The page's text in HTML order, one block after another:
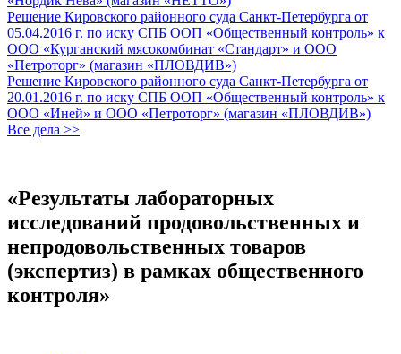
Решение Кировского районного суда Санкт-Петербурга от
05.04.2016 г. по иску СПБ ООП «Общественный контроль» к
ООО «Курганский мясокомбинат «Стандарт» и ООО
«Петроторг» (магазин «ПЛОВДИВ»)
Решение Кировского районного суда Санкт-Петербурга от
20.01.2016 г. по иску СПБ ООП «Общественный контроль» к
ООО «Иней» и ООО «Петроторг» (магазин «ПЛОВДИВ»)
Все дела >>
«Результаты лабораторных
исследований продовольственных и
непродовольственных товаров
(экспертиз) в рамках общественного
контроля»